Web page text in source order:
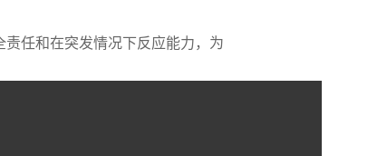
任和在突发情况下反应能力，为